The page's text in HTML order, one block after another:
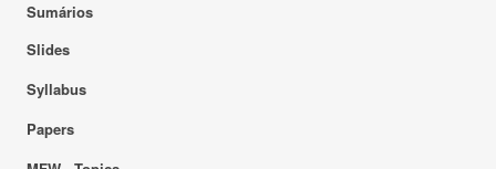
Sumários
Slides
Syllabus
Papers